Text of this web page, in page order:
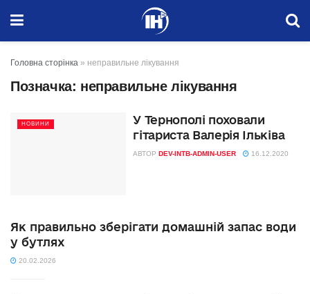
Головна сторінка » неправильне лікування
Позначка: неправильне лікування
НОВИНИ
У Тернополі поховали
гітариста Валерія Ільківа
АВТОР DEV-INTB-ADMIN-USER 16.12.2020
Як правильно зберігати домашній запас води
у бутлях
20.02.2026